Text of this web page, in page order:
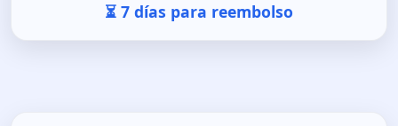
⏳ 7 días para reembolso